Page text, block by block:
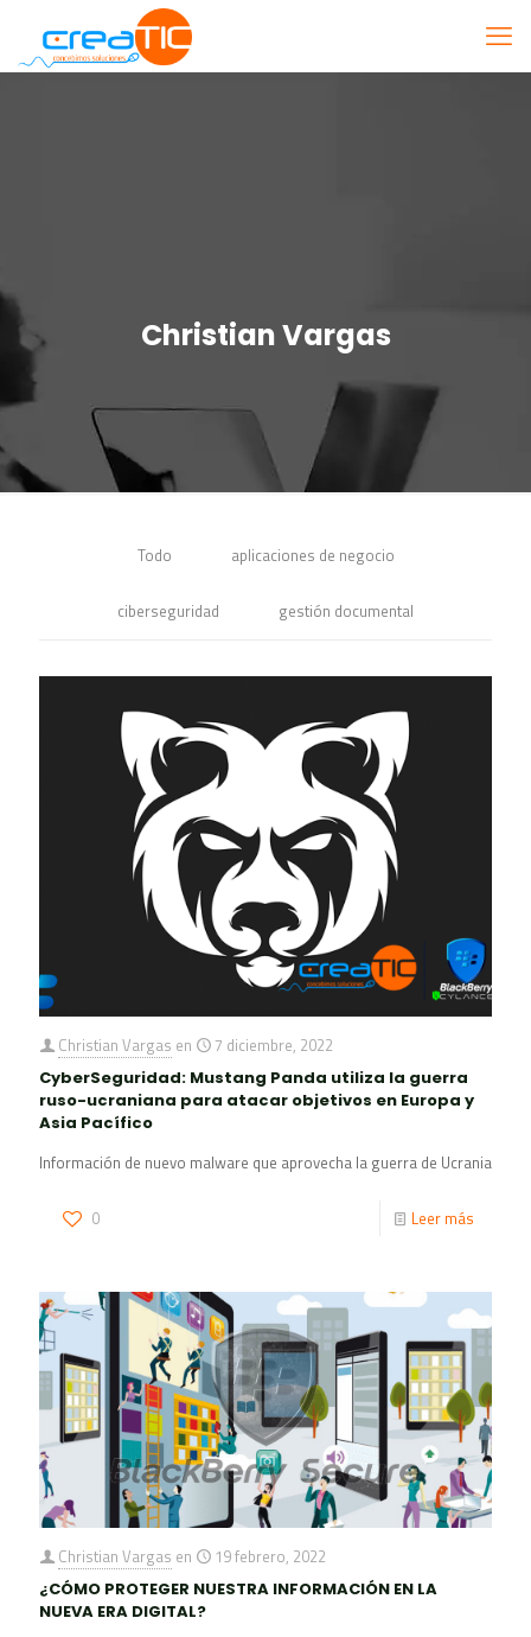
Christian Vargas
Todo aplicaciones de negocio
ciberseguridad gestión documental
Christian Vargas en 7 diciembre, 2022
CyberSeguridad: Mustang Panda utiliza la guerra
ruso-ucraniana para atacar objetivos en Europa y
Asia Pacífico
Información de nuevo malware que aprovecha la guerra de Ucrania
0 Leer más
Christian Vargas en 19 febrero, 2022
¿CÓMO PROTEGER NUESTRA INFORMACIÓN EN LA
NUEVA ERA DIGITAL?